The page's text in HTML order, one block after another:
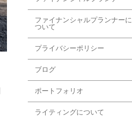
ファイナンシャルプランナーに
ついて
プライバシーポリシー
ブログ
ポートフォリオ
ライティングについて